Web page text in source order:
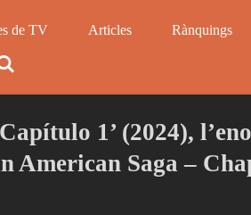
de TV Articles Rànquings
1’ (2024),
American Saga –